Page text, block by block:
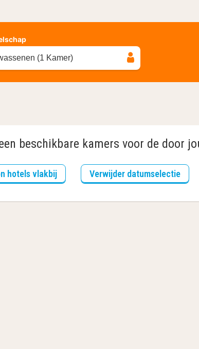
(1 Kamer)
beschikbare kamers voor de door
hotels vlakbij Verwijder datumselectie